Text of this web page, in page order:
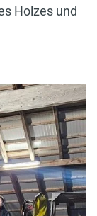
Holzes und